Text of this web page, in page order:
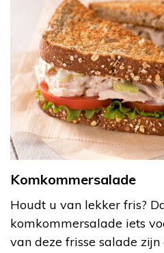
Komkommersalade
Houdt u van lekker fris?
komkommersalade iets
van deze frisse salade zijn